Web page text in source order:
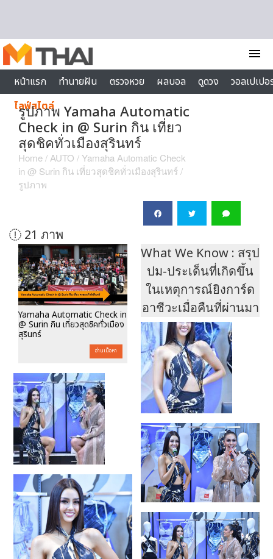
menu
หน้าแรก
ทำนายฝัน ตรวจหวย ผลบอล ดูดวง
วอลเปเป
ไลฟ์สไตล์
รูปภาพ Yamaha Automatic
Check in @ Surin กิน เที่ยว
สุดชิคทั่วเมืองสุรินทร์
Home/ AUTO /Yamaha Automatic Check
in @ Surin กิน เที่ยวสุดชิคทั่วเมืองสุรินทร์/
รูปภาพ
21 ภาพ
Yamaha Automatic Check in
@ Surin กิน เที่ยวสุดชิคทั่วเมือง
สุรินทร์
อ่านเนื้อหา
What We Know : สรุป
ปม-ประเด็นที่เกิดขึ้น
ในเหตุการณ์ยิงการ์ด
อาชีวะเมื่อคืนที่ผ่านมา